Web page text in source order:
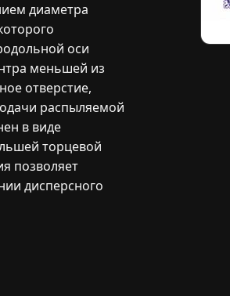
диаметра
оси
меньшей из
отверстие,
распыляемой
в виде
торцевой
позволяет
дисперсного